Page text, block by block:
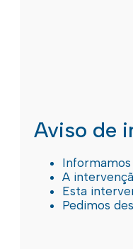
Aviso de
A
Esta
Pedimos